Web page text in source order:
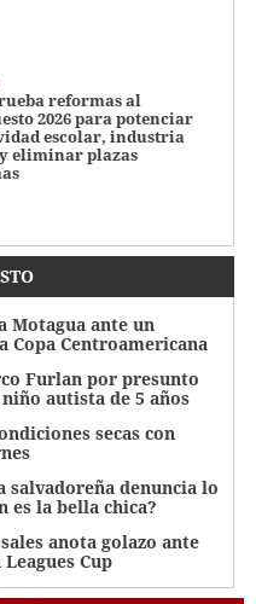
reformas al
2026 para potenciar
escolar, industria
eliminar plazas
Motagua ante un
Copa Centroamericana
Furlan por presunto
autista de 5 años
secas con
salvadoreña denuncia lo
es la bella chica?
anota golazo ante
Cup